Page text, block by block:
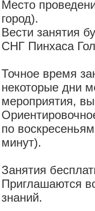
Место
город).
Вести занятия
СНГ Пинхаса
Точное время
некоторые дни
мероприятия,
по
минут).
Занятия
Приглашаются
знаний.